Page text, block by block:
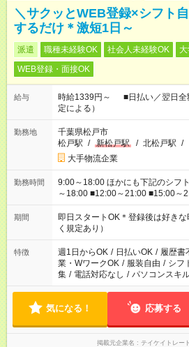
＼サクッとWEB登録×シフト
するだけ＊激短1日～
派遣 職種未経験OK 社会人未経験OK
WEB登録・面接OK
給与
時給1339円～ ■日払い／翌日
定による）
勤務地
千葉県松戸市
松戸駅 / 新松戸駅 / 北松戸駅 /
大手物流企業
勤務時間
9:00～18:00 ほかにも下記のシフトあり！ ■9:00～18:00 ■10:00
～18:00 ■12:00～21:00 ■15:00～
～翌6:00 など ※お仕事、勤務地により勤務時間帯は異なりま
す
期間
即日スタートOK＊登録後は好き
く規定あり）
特徴 週1日からOK / 日払いOK / 履歴書
業・WワークOK / 服装自由 / シフ
集 / 電話対応なし / パソコンスキ
気になる！ 応募する
掲載元企業名 テイケイトレー